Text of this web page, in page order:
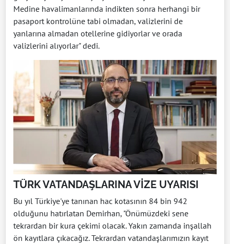
Medine havalimanlarında indikten sonra herhangi bir
pasaport kontrolüne tabi olmadan, valizlerini de
yanlarına almadan otellerine gidiyorlar ve orada
valizlerini alıyorlar" dedi.
TÜRK VATANDAŞLARINA VİZE UYARISI
Bu yıl Türkiye'ye tanınan hac kotasının 84 bin 942
olduğunu hatırlatan Demirhan, "Önümüzdeki sene
tekrardan bir kura çekimi olacak. Yakın zamanda inşallah
ön kayıtlara çıkacağız. Tekrardan vatandaşlarımızın kayıt